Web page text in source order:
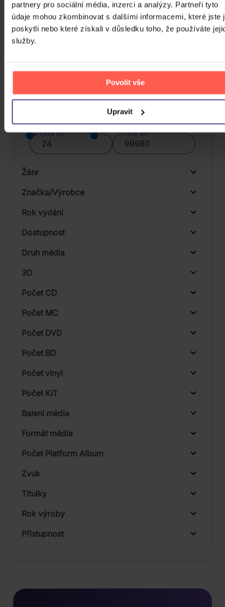
partnery pro sociální média, inzerci a analýzy. Partneři tyto
údaje mohou zkombinovat s dalšími informacemi, které jste
poskytli nebo které získali v důsledku toho, že používáte
služby.
Povolit vše
Upravit
24 Kč 99980 Kč
Cena od Cena do
Žánr
Značka/Výrobce
Rok vydání
Od
Dostupnost
Druh média
3D
Počet CD
Počet MC
Počet DVD
Počet BD
Počet vinyl
Počet KiT
Balení média
Formát média
Počet Platform Album
Zvuk
Titulky
Rok výroby
Přístupnost